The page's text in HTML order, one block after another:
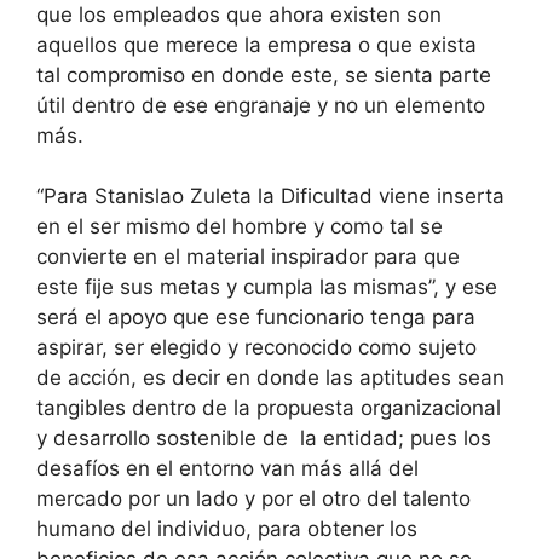
que los empleados que ahora existen son
aquellos que merece la empresa o que exista
tal compromiso en donde este, se sienta parte
útil dentro de ese engranaje y no un elemento
más.
“Para Stanislao Zuleta la Dificultad viene inserta
en el ser mismo del hombre y como tal se
convierte en el material inspirador para que
este fije sus metas y cumpla las mismas”, y ese
será el apoyo que ese funcionario tenga para
aspirar, ser elegido y reconocido como sujeto
de acción, es decir en donde las aptitudes sean
tangibles dentro de la propuesta organizacional
y desarrollo sostenible de la entidad; pues los
desafíos en el entorno van más allá del
mercado por un lado y por el otro del talento
humano del individuo, para obtener los